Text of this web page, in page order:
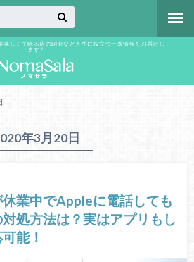
しくて唸る店の紹介など人生に役立つ一次情報をお届けし
ます！
年3月20日
業中でAppleに電話しても
処方法は？実はアプリもし
能！